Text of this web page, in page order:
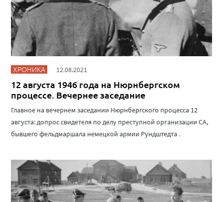
ХРОНИКА 12.08.2021
12 августа 1946 года на Нюрнбергском
процессе. Вечернее заседание
Главное на вечернем заседании Нюрнбергского процесса 12
августа: допрос свидетеля по делу преступной организации СА,
бывшего фельдмаршала немецкой армии Рундштедта .